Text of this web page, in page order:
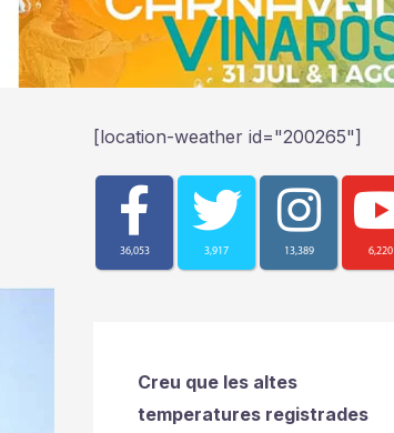
[location-weather id="200265"]
36,053 3,917 13,389 6,220
Creu que les altes
temperatures registrades